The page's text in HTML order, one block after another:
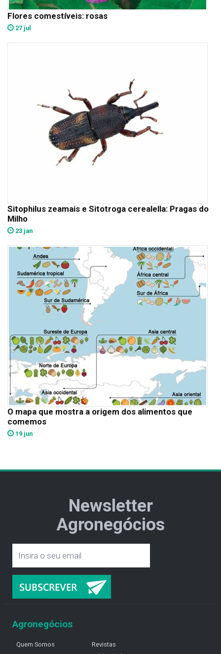
Flores comestíveis: rosas
27 jul
Sitophilus zeamais e Sitotroga cerealella: Pragas do
Milho
23 jan
O mapa que mostra a origem dos alimentos que
comemos
19 jun
Newsletter
Agronegócios
Agronegócios
Quem Somos
Revistas